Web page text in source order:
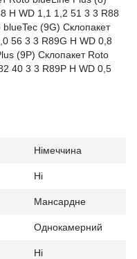
H WD 1,1 1,2 51 3 3 R88
(9G) Склопакет
56 3 3 R89G H WD 0,8
(9P) Склопакет Roto
40 3 3 R89P H WD 0,5
Німеччина
Ні
Мансардне
Однокамерний
Ні